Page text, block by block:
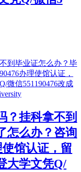
？挂科拿不到
怎么办？咨询
使馆认证，留
大学文凭Q/